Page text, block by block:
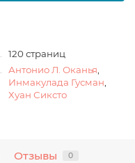
120 страниц
Антонио Л. Оканья
Инмакулада Гусман
Хуан Сиксто
Отзывы 0